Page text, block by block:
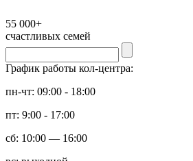
55 000+
счастливых семей
График работы кол-центра:
пн-чт: 09:00 - 18:00
пт: 9:00 - 17:00
сб: 10:00 — 16:00